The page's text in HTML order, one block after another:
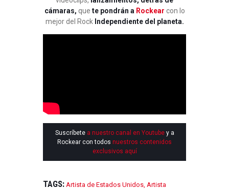
cámaras, que te pondrán a Rockear con lo
mejor del Rock Independiente del planeta.
Suscríbete a nuestro canal en Youtubey a
Rockear con todos nuestros contenidos
exclusivos aquí
TAGS: Artista de Estados Unidos, Artista